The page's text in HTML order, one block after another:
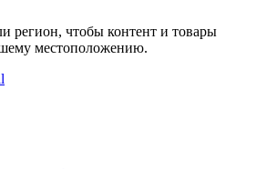
регион, чтобы контент и товары
местоположению.